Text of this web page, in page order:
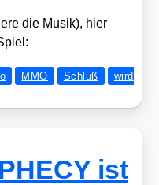
die Musik), hier
MMO Schluß
wird
ist